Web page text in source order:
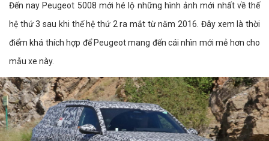
Đến nay Peugeot 5008 mới hé lộ những hình ảnh mới nhất về thế
hệ thứ 3 sau khi thế hệ thứ 2 ra mắt từ năm 2016. Đây xem là thời
điểm khá thích hợp để Peugeot mang đến cái nhìn mới mẻ hơn cho
mẫu xe này.